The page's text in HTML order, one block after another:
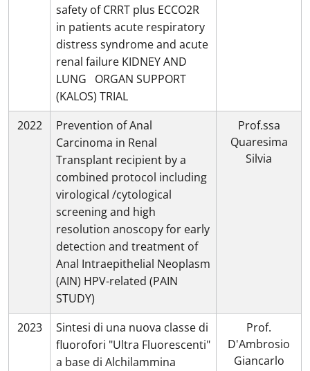
safety of CRRT plus ECCO2R
in patients acute respiratory
distress syndrome and acute
renal failure KIDNEY AND
LUNG ORGAN SUPPORT
(KALOS) TRIAL
2022
Prevention of Anal
Carcinoma in Renal
Transplant recipient by a
combined protocol including
virological /cytological
screening and high
resolution anoscopy for early
detection and treatment of
Anal Intraepithelial Neoplasm
(AIN) HPV-related (PAIN
STUDY)
Prof.ssa
Quaresima
Silvia
2023
Sintesi di una nuova classe di
fluorofori "Ultra Fluorescenti"
a base di Alchilammina
Prof.
D'Ambrosio
Giancarlo